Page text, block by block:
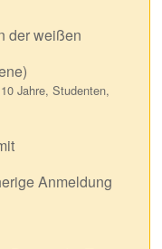
der weißen
Jahre, Studenten,
Anmeldung